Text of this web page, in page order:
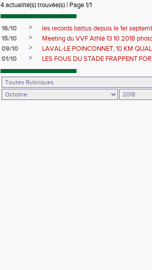
4 actualité(s) trouvée(s) | Page 1/1
16/10 >
les records battus depuis le 1er
15/10
>
Meeting du VVF Athlé 13 10 2018
09/10
>
LAVAL-LE POINCONNET, 10 KM
01/10
> LES FOUS DU STADE FRAPPENT